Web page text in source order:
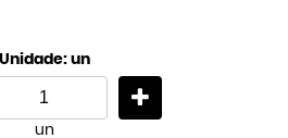
Unidade: un
un